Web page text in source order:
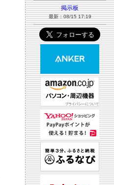
掲示板
最新：08/15 17:19